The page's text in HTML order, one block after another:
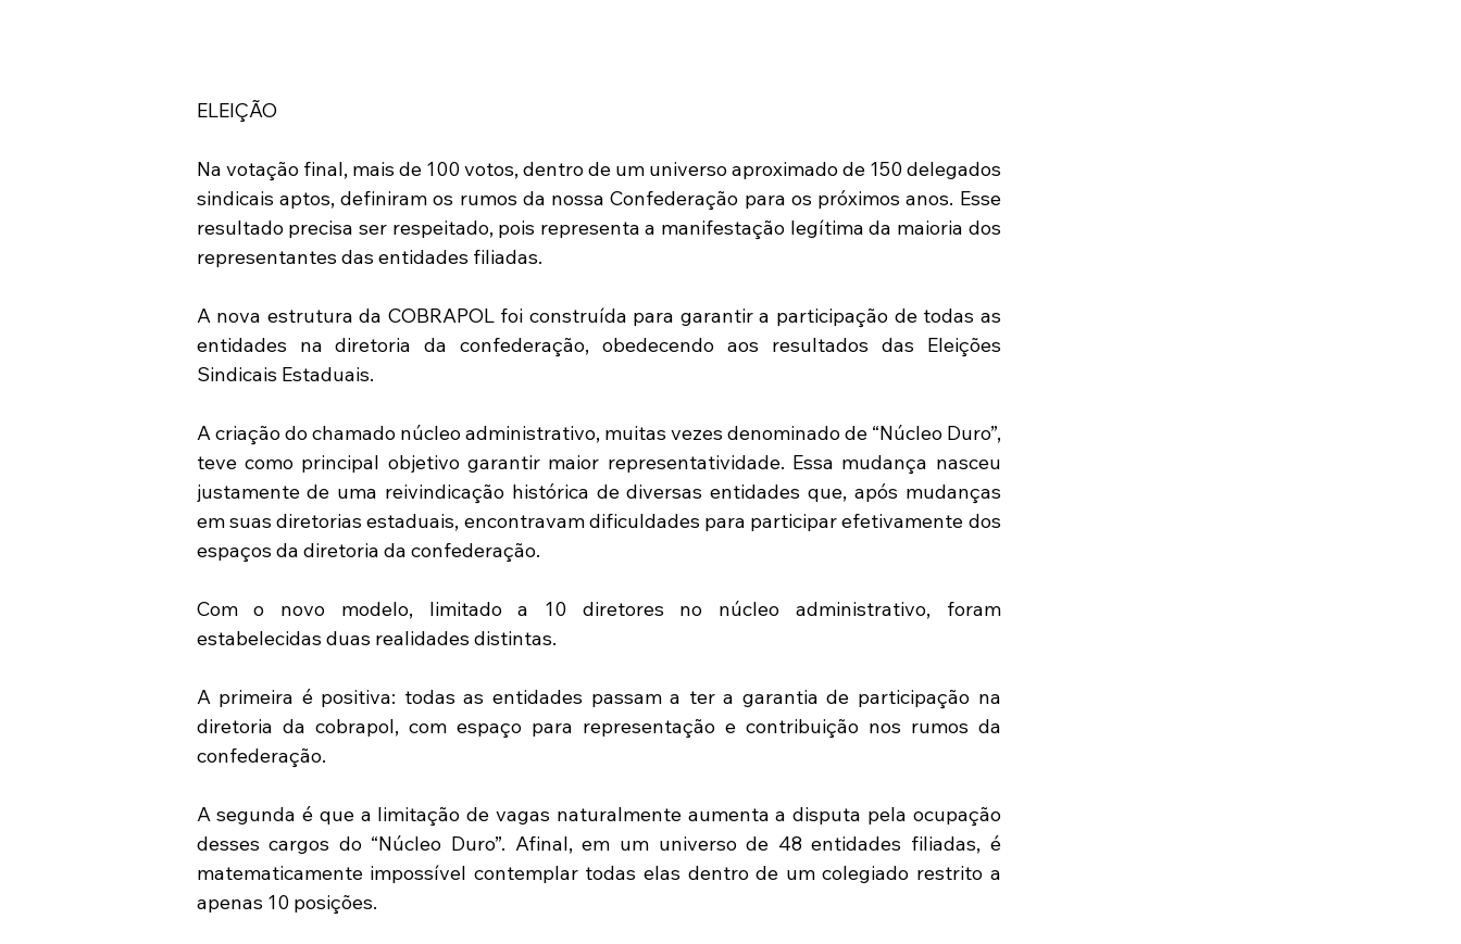
ELEIÇÃO
Na votação final, mais de 100 votos, dentro de um universo aproximado de 150 delegados
sindicais aptos, definiram os rumos da nossa Confederação para os próximos anos. Esse
resultado precisa ser respeitado, pois representa a manifestação legítima da maioria dos
representantes das entidades filiadas.
A nova estrutura da COBRAPOL foi construída para garantir a participação de todas as
entidades na diretoria da confederação, obedecendo aos resultados das Eleições
Sindicais Estaduais.
A criação do chamado núcleo administrativo, muitas vezes denominado de “Núcleo Duro”,
teve como principal objetivo garantir maior representatividade. Essa mudança nasceu
justamente de uma reivindicação histórica de diversas entidades que, após mudanças
em suas diretorias estaduais, encontravam dificuldades para participar efetivamente dos
espaços da diretoria da confederação.
Com o novo modelo, limitado a 10 diretores no núcleo administrativo, foram
estabelecidas duas realidades distintas.
A primeira é positiva: todas as entidades passam a ter a garantia de participação na
diretoria da cobrapol, com espaço para representação e contribuição nos rumos da
confederação.
A segunda é que a limitação de vagas naturalmente aumenta a disputa pela ocupação
desses cargos do “Núcleo Duro”. Afinal, em um universo de 48 entidades filiadas, é
matematicamente impossível contemplar todas elas dentro de um colegiado restrito a
apenas 10 posições.